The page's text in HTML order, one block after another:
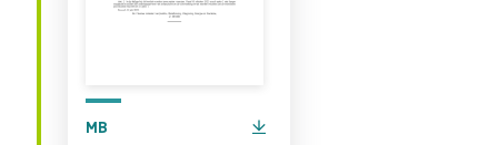
MB